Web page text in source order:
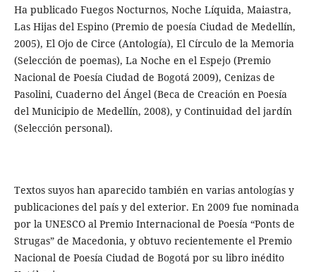
Ha publicado Fuegos Nocturnos, Noche Líquida, Maiastra,
Las Hijas del Espino (Premio de poesía Ciudad de Medellín,
2005), El Ojo de Circe (Antología), El Círculo de la Memoria
(Selección de poemas), La Noche en el Espejo (Premio
Nacional de Poesía Ciudad de Bogotá 2009), Cenizas de
Pasolini, Cuaderno del Ángel (Beca de Creación en Poesía
del Municipio de Medellín, 2008), y Continuidad del jardín
(Selección personal).
Textos suyos han aparecido también en varias antologías y
publicaciones del país y del exterior. En 2009 fue nominada
por la UNESCO al Premio Internacional de Poesía “Ponts de
Strugas” de Macedonia, y obtuvo recientemente el Premio
Nacional de Poesía Ciudad de Bogotá por su libro inédito